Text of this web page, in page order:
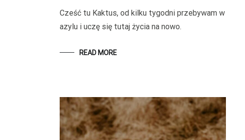
Cześć tu Kaktus, od kilku tygodni przebywam w
azylu i uczę się tutaj życia na nowo.
READ MORE